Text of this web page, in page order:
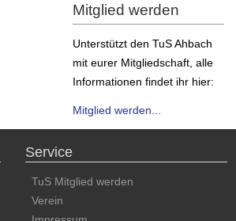
Mitglied werden
Unterstützt den TuS Ahbach
mit eurer Mitgliedschaft, alle
Informationen findet ihr hier:
Mitglied werden...
Service
TuS Mitglied werden
Verein